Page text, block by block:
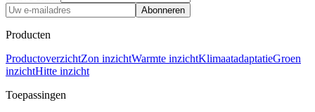
Abonneren
Producten
ProductoverzichtZon inzichtWarmte inzichtKlimaatadaptatieGroen
inzichtHitte inzicht
Toepassingen